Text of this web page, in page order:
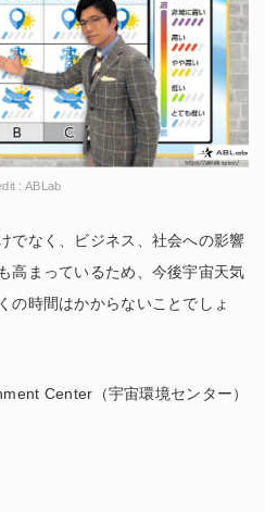
: ABLab
でなく、ビジネス、社会への影響
高まっているため、今後宇宙天気
の時間はかからないことでしょ
Center（宇宙環境センター）